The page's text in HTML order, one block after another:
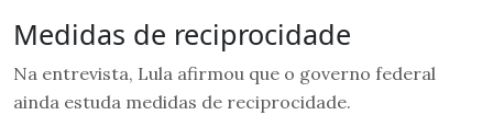
Medidas de reciprocidade
Na entrevista, Lula afirmou que o governo federal
ainda estuda medidas de reciprocidade.